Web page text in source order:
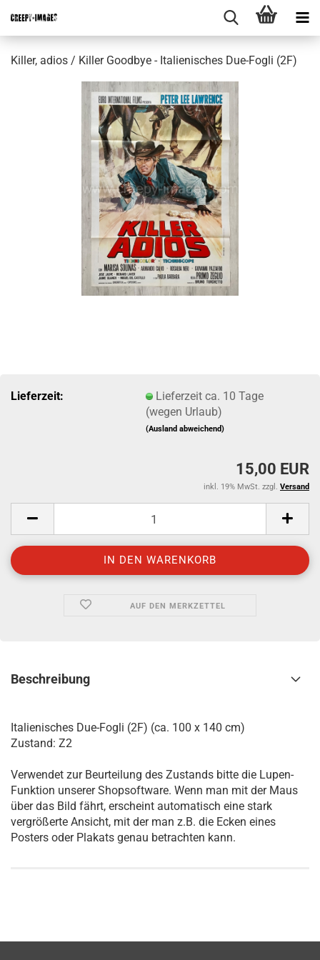
Killer, adios / Killer Goodbye - Italienisches Due-Fogli (2F)
Lieferzeit:
Lieferzeit ca. 10 Tage
(wegen Urlaub)
(Ausland abweichend)
15,00 EUR
inkl. 19% MwSt. zzgl. Versand
AUF DEN MERKZETTEL
Beschreibung
Italienisches Due-Fogli (2F) (ca. 100 x 140 cm)
Zustand: Z2
Verwendet zur Beurteilung des Zustands bitte die Lupen-
Funktion unserer Shopsoftware. Wenn man mit der Maus
über das Bild fährt, erscheint automatisch eine stark
vergrößerte Ansicht, mit der man z.B. die Ecken eines
Posters oder Plakats genau betrachten kann.